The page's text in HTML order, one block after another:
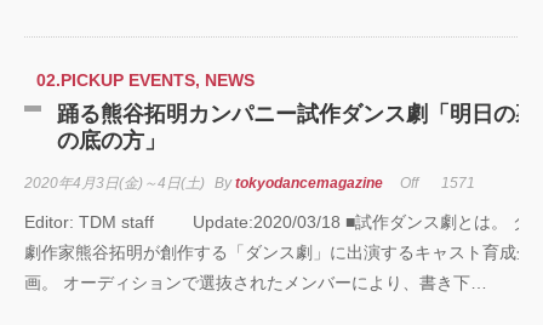
GEGEGAY 2025
「GREENROOM
ート！
02.PICKUP EVENTS, NEWS
踊る熊谷拓明カンパニー試作ダンス劇「明日の裏
の底の方」
2020年4月3日(金)～4日(土) Bytokyodancemagazine Off 1571
Editor: TDM staff Update:2020/03/18 ■試作ダンス劇とは。 ダ
劇作家熊谷拓明が創作する「ダンス劇」に出演するキャスト育成企
画。 オーディションで選抜されたメンバーにより、書き下…